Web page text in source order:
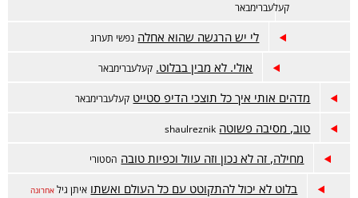
קעלעברימבאר
לי יש הרגשה שהוא אחלה נפשי תערוג
אולי. לא מבין בבלוט. קעלעברימבאר
מדהים אותי איך כל תוצכי הדיפ סטייט קעלעברימבאר
טוב, מסיבה פשוטה shaulreznik
מחילה, זה לא נכון וזה עוול וכפיות טובה הסטורי
בלוט לא יכול להתקוטט עם כל העולם ואשתו איתן גיל אחרונה